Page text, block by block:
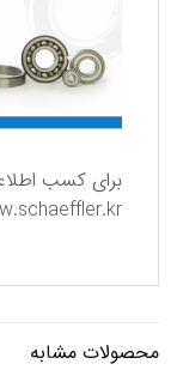
برای كسب
محصولات مشابه